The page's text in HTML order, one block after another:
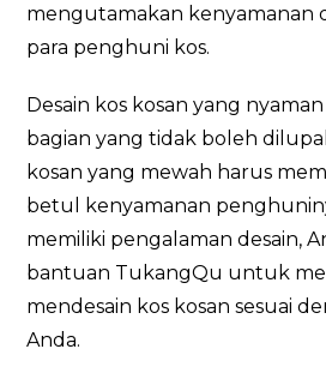
mengutamakan kenyamanan
para penghuni kos.
Desain kos kosan yang
bagian yang tidak boleh
kosan yang mewah harus
betul kenyamanan
memiliki pengalaman desain,
bantuan TukangQu untuk
mendesain kos kosan sesuai
Anda.